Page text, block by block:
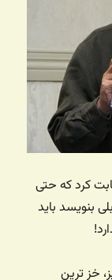
کرد که حتی
بنویسد باید
خز ترین